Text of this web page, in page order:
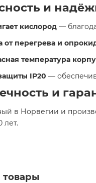
и
кислород —
от перегрева и
температура
IP20 —
и
в Норвегии и
лет.​